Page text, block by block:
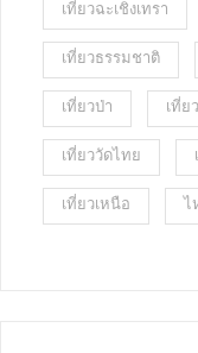
เที่ยวฉะเชิงเทรา
เที่ยวธรรมชาติ
เที่ยวป่า เที่ย
เที่ยววัดไทย
เที่ยวเหนือ ไ